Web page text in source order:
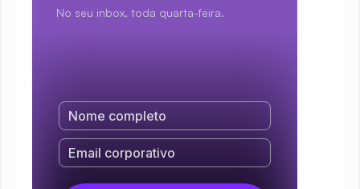
No seu inbox, toda quarta-feira.